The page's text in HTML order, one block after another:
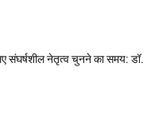
संघर्षशील नेतृत्व चुनने का समय: डॉ.